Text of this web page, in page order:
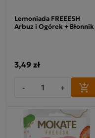
Lemoniada FREEESH
Arbuz i Ogórek + Błonnik
3,49 zł
- +